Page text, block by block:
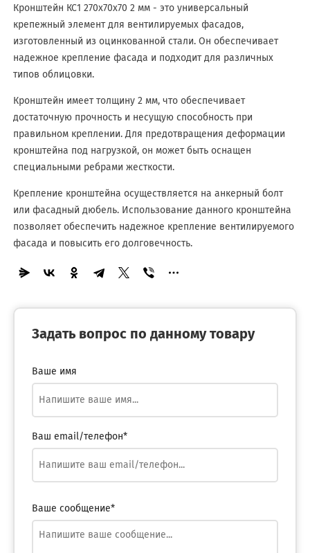
Кронштейн КС1 270х70х70 2 мм - это универсальный
крепежный элемент для вентилируемых фасадов,
изготовленный из оцинкованной стали. Он обеспечивает
надежное крепление фасада и подходит для различных
типов облицовки.
Кронштейн имеет толщину 2 мм, что обеспечивает
достаточную прочность и несущую способность при
правильном креплении. Для предотвращения деформации
кронштейна под нагрузкой, он может быть оснащен
специальными ребрами жесткости.
Крепление кронштейна осуществляется на анкерный болт
или фасадный дюбель. Использование данного кронштейна
позволяет обеспечить надежное крепление вентилируемого
фасада и повысить его долговечность.
Задать вопрос по данному товару
Ваше имя
Ваш email/телефон*
Ваше сообщение*